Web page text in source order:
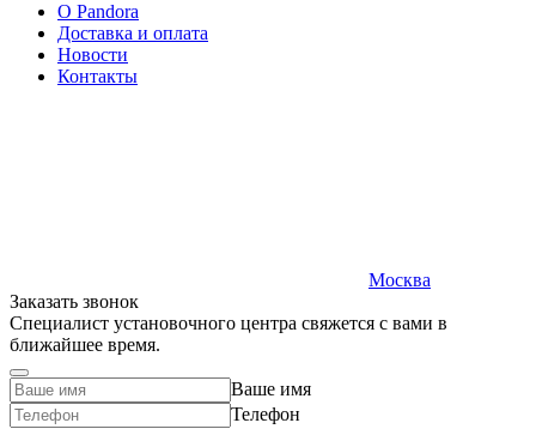
O Pandora
Доставка и оплата
Новости
Контакты
Москва
Заказать звонок
Специалист установочного центра свяжется с вами в
ближайшее время.
Ваше имя
Телефон